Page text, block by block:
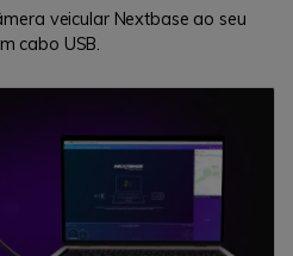
veicular Nextbase ao seu
cabo USB.